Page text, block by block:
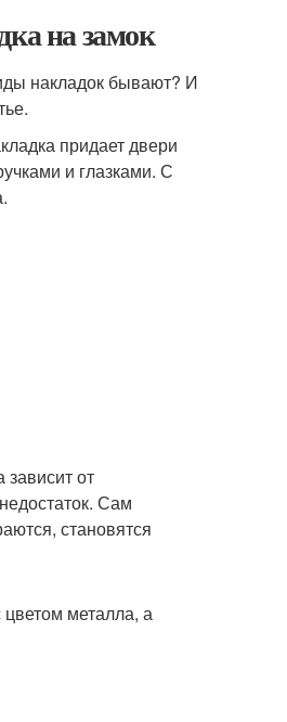
на замок
накладок бывают? И
придает двери
и глазками. С
от
Сам
становятся
металла, а